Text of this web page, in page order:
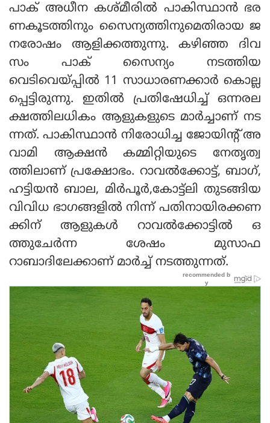
പാക് അധീന കശ്മീരില്‍ പാകിസ്ഥാന്‍ ഭര
ണകൂടത്തിനും സൈന്യത്തിനുമെതിരായ ജ
നരോഷം ആളിക്കത്തുന്നു. കഴിഞ്ഞ ദിവ
സം പാക് സൈന്യം നടത്തിയ
വെടിവെയ്പ്പില്‍ 11 സാധാരണക്കാര്‍ കൊല്ല
പ്പെട്ടിരുന്നു. ഇതില്‍ പ്രതിഷേധിച്ച് ഒന്നരല
ക്ഷത്തിലധികം ആളുകളുടെ മാര്‍ച്ചാണ് നട
ന്നത്. പാകിസ്ഥാന്‍ നിരോധിച്ച ജോയിന്റ് അ
വാമി ആക്ഷന്‍ കമ്മിറ്റിയുടെ നേതൃത്വ
ത്തിലാണ് പ്രക്ഷോഭം. റാവല്‍ക്കോട്ട്, ബാഗ്,
ഹട്ടിയന്‍ ബാല, മിര്‍പൂര്‍,കോട്ട്ലി തുടങ്ങിയ
വിവിധ ഭാഗങ്ങളില്‍ നിന്ന് പതിനായിരക്കണ
ക്കിന് ആളുകള്‍ റാവല്‍ക്കോട്ടില്‍ ഒ
ത്തുചേര്‍ന്ന ശേഷം മുസാഫ
റാബാദിലേക്കാണ് മാര്‍ച്ച് നടത്തുന്നത്.